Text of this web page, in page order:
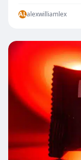
ALalexwilliamlex